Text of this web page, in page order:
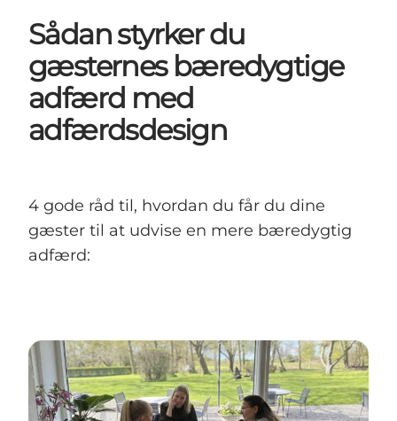
Sådan styrker du
gæsternes bæredygtige
adfærd med
adfærdsdesign
4 gode råd til, hvordan du får du dine
gæster til at udvise en mere bæredygtig
adfærd: